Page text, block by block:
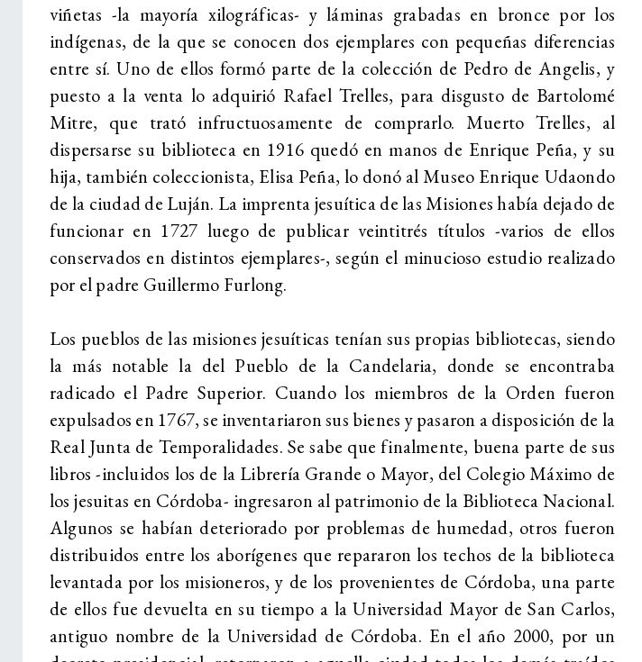
viñetas -la mayoría xilográficas- y láminas grabadas en bronce por los
indígenas, de la que se conocen dos ejemplares con pequeñas diferencias
entre sí. Uno de ellos formó parte de la colección de Pedro de Angelis, y
puesto a la venta lo adquirió Rafael Trelles, para disgusto de Bartolomé
Mitre, que trató infructuosamente de comprarlo. Muerto Trelles, al
dispersarse su biblioteca en 1916 quedó en manos de Enrique Peña, y su
hija, también coleccionista, Elisa Peña, lo donó al Museo Enrique Udaondo
de la ciudad de Luján. La imprenta jesuítica de las Misiones había dejado de
funcionar en 1727 luego de publicar veintitrés títulos -varios de ellos
conservados en distintos ejemplares-, según el minucioso estudio realizado
por el padre Guillermo Furlong.
Los pueblos de las misiones jesuíticas tenían sus propias bibliotecas, siendo
la más notable la del Pueblo de la Candelaria, donde se encontraba
radicado el Padre Superior. Cuando los miembros de la Orden fueron
expulsados en 1767, se inventariaron sus bienes y pasaron a disposición de la
Real Junta de Temporalidades. Se sabe que finalmente, buena parte de sus
libros -incluidos los de la Librería Grande o Mayor, del Colegio Máximo de
los jesuitas en Córdoba- ingresaron al patrimonio de la Biblioteca Nacional.
Algunos se habían deteriorado por problemas de humedad, otros fueron
distribuidos entre los aborígenes que repararon los techos de la biblioteca
levantada por los misioneros, y de los provenientes de Córdoba, una parte
de ellos fue devuelta en su tiempo a la Universidad Mayor de San Carlos,
antiguo nombre de la Universidad de Córdoba. En el año 2000, por un